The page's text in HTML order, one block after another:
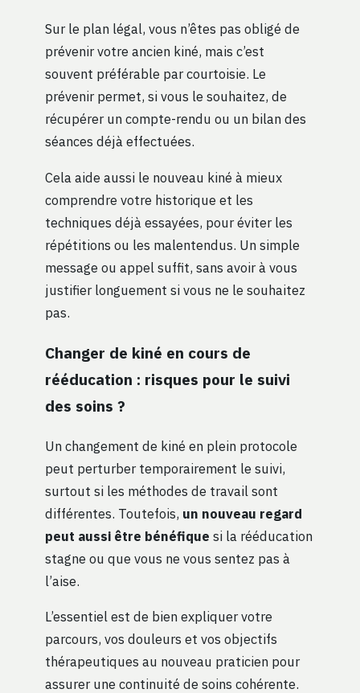
Sur le plan légal, vous n’êtes pas obligé de
prévenir votre ancien kiné, mais c’est
souvent préférable par courtoisie. Le
prévenir permet, si vous le souhaitez, de
récupérer un compte-rendu ou un bilan des
séances déjà effectuées.
Cela aide aussi le nouveau kiné à mieux
comprendre votre historique et les
techniques déjà essayées, pour éviter les
répétitions ou les malentendus. Un simple
message ou appel suffit, sans avoir à vous
justifier longuement si vous ne le souhaitez
pas.
Changer de kiné en cours de
rééducation : risques pour le suivi
des soins ?
Un changement de kiné en plein protocole
peut perturber temporairement le suivi,
surtout si les méthodes de travail sont
différentes. Toutefois, un nouveau regard
peut aussi être bénéfique si la rééducation
stagne ou que vous ne vous sentez pas à
l’aise.
L’essentiel est de bien expliquer votre
parcours, vos douleurs et vos objectifs
thérapeutiques au nouveau praticien pour
assurer une continuité de soins cohérente.